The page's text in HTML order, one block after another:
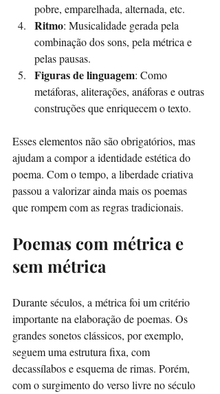
pobre, emparelhada, alternada, etc.
Ritmo: Musicalidade gerada pela
combinação dos sons, pela métrica e
pelas pausas.
Figuras de linguagem: Como
metáforas, aliterações, anáforas e outras
construções que enriquecem o texto.
Esses elementos não são obrigatórios, mas
ajudam a compor a identidade estética do
poema. Com o tempo, a liberdade criativa
passou a valorizar ainda mais os poemas
que rompem com as regras tradicionais.
Poemas com métrica e
sem métrica
Durante séculos, a métrica foi um critério
importante na elaboração de poemas. Os
grandes sonetos clássicos, por exemplo,
seguem uma estrutura fixa, com
decassílabos e esquema de rimas. Porém,
com o surgimento do verso livre no século